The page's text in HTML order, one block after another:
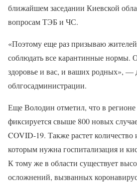
ближайшем заседании Киевской
вопросам ТЭБ и ЧС.
«Поэтому еще раз призываю
соблюдать все карантинные нормы.
здоровье и вас, и ваших родных», —
облгосадминистрации.
Еще Володин отметил, что в
фиксируется свыше 800 новых
COVID-19. Также растет
которым нужна госпитализация и
К тому же в области существует
осложнений, вызванных